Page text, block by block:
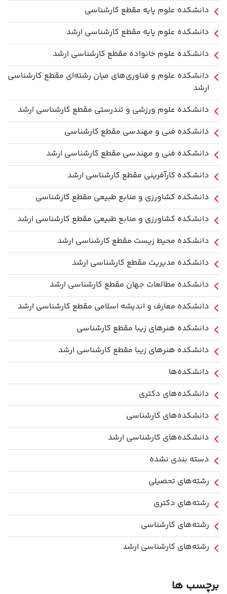
دانشکده علوم پایه مقطع کارشناسی
دانشکده علوم پایه مقطع کارشناسی ارشد
دانشکده علوم خانواده مقطع کارشناسی ارشد
دانشکده علوم و فناوری‌های میان رشته‌ای مقطع کارشناسی
ارشد
دانشکده علوم ورزشی و تندرستی مقطع کارشناسی ارشد
دانشکده فنی و مهندسی مقطع کارشناسی
دانشکده فنی و مهندسی مقطع کارشناسی ارشد
دانشکده کارآفرینی مقطع کارشناسی ارشد
دانشکده کشاورزی و منابع طبیعی مقطع کارشناسی
دانشکده کشاورزی و منابع طبیعی مقطع کارشناسی ارشد
دانشکده محیط زیست مقطع کارشناسی ارشد
دانشکده مدیریت مقطع کارشناسی ارشد
دانشکده مطالعات جهان مقطع کارشناسی ارشد
دانشکده معارف و اندیشه اسلامی مقطع کارشناسی ارشد
دانشکده هنرهای زیبا مقطع کارشناسی
دانشکده هنرهای زیبا مقطع کارشناسی ارشد
دانشکده‌ها
دانشکده‌های دکتری
دانشکده‌های کارشناسی
دانشکده‌های کارشناسی ارشد
دسته بندی نشده
رشته‌های تحصیلی
رشته‌های دکتری
رشته‌های کارشناسی
رشته‌های کارشناسی ارشد
برچسب ها